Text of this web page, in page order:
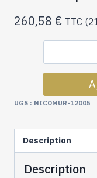
260,58 € TTC (
UGS : NICOMUR-12005
Description
Description